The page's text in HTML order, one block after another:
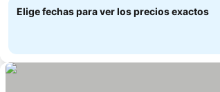
Elige fechas para ver los precios exactos